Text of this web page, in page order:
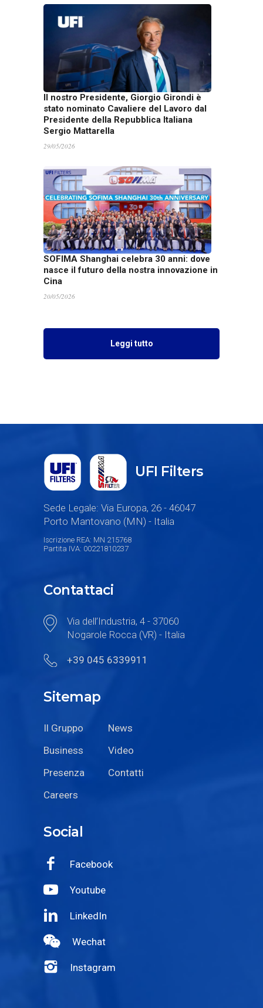
Il nostro Presidente, Giorgio Girondi è
stato nominato Cavaliere del Lavoro dal
Presidente della Repubblica Italiana
Sergio Mattarella
29/05/2026
SOFIMA Shanghai celebra 30 anni: dove
nasce il futuro della nostra innovazione in
Cina
20/05/2026
Leggi tutto
UFI Filters
Sede Legale: Via Europa, 26 - 46047
Porto Mantovano (MN) - Italia
Iscrizione REA: MN 215768
Partita IVA: 00221810237
Contattaci
Via dell’Industria, 4 - 37060
Nogarole Rocca (VR) - Italia
+39 045 6339911
Sitemap
Il Gruppo
News
Business
Video
Presenza
Contatti
Careers
Social
Facebook
Youtube
LinkedIn
Wechat
Instagram